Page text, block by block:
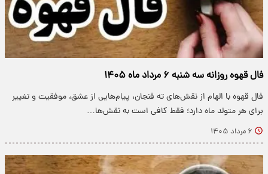
فال قهوه روزانه سه شنبه ۶ مرداد ماه ۱۴۰۵
فال قهوه با الهام از نقش‌های ته فنجان، پیام‌هایی از عشق، موفقیت و تغییر
برای هر متولد ماه دارد؛ فقط کافی است به نقش‌ها…
۶ مرداد ۱۴۰۵